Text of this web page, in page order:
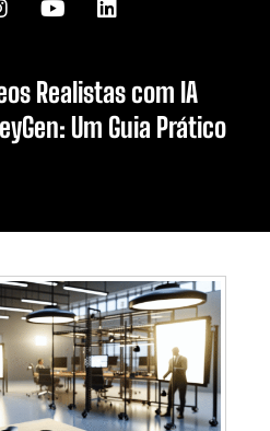
Realistas com IA
Um Guia Prático